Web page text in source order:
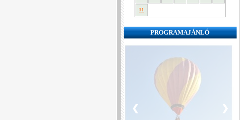
31
PROGRAMAJÁNLÓ
❮ ❯